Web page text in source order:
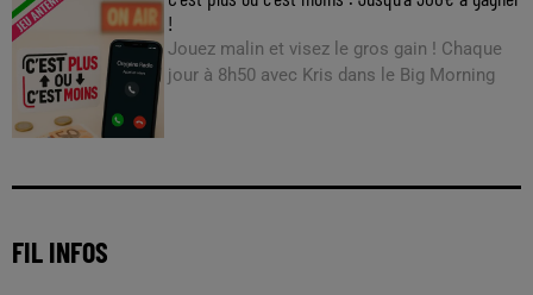
!
Jouez malin et visez le gros gain ! Chaque
jour à 8h50 avec Kris dans le Big Morning
FIL INFOS